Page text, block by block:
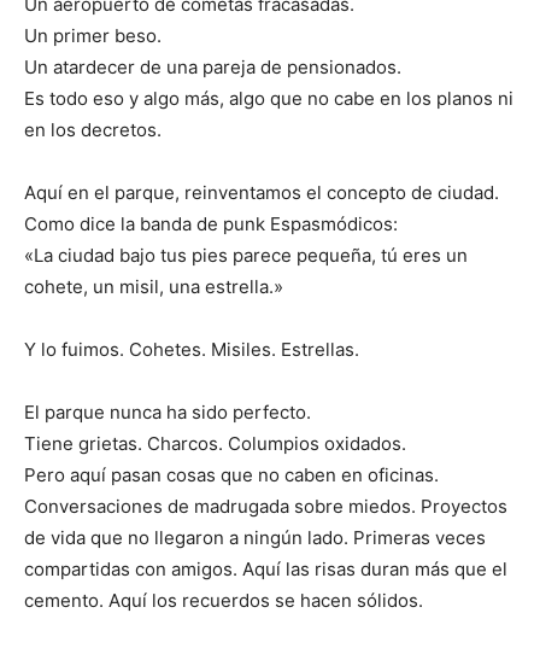
Un primer beso.
Un atardecer de una pareja de pensionados.
Es todo eso y algo más, algo que no cabe en los planos ni
en los decretos.
Aquí en el parque, reinventamos el concepto de ciudad.
Como dice la banda de punk Espasmódicos:
«La ciudad bajo tus pies parece pequeña, tú eres un
cohete, un misil, una estrella.»
Y lo fuimos. Cohetes. Misiles. Estrellas.
El parque nunca ha sido perfecto.
Tiene grietas. Charcos. Columpios oxidados.
Pero aquí pasan cosas que no caben en oficinas.
Conversaciones de madrugada sobre miedos. Proyectos
de vida que no llegaron a ningún lado. Primeras veces
compartidas con amigos. Aquí las risas duran más que el
cemento. Aquí los recuerdos se hacen sólidos.